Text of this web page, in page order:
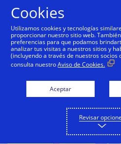
Para consumidores
Cookies
Utilizamos cookies y tecnologías
proporcionar nuestro sitio web.
preferencias para que podamos
analizar tus visitas a nuestros sitios y
(incluyendo a través de nuestros socios
consulta nuestroAviso de Cookies.
Aceptar
Revisar